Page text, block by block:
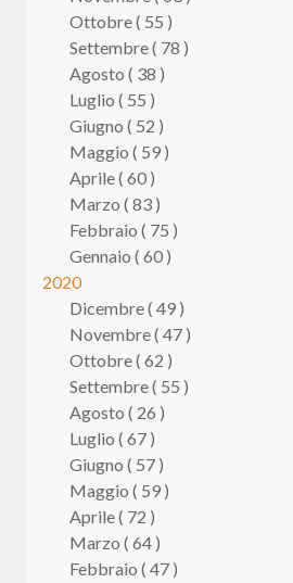
Ottobre ( 55 )
Settembre ( 78 )
Agosto ( 38 )
Luglio ( 55 )
Giugno ( 52 )
Maggio ( 59 )
Aprile ( 60 )
Marzo ( 83 )
Febbraio ( 75 )
Gennaio ( 60 )
2020
Dicembre ( 49 )
Novembre ( 47 )
Ottobre ( 62 )
Settembre ( 55 )
Agosto ( 26 )
Luglio ( 67 )
Giugno ( 57 )
Maggio ( 59 )
Aprile ( 72 )
Marzo ( 64 )
Febbraio ( 47 )